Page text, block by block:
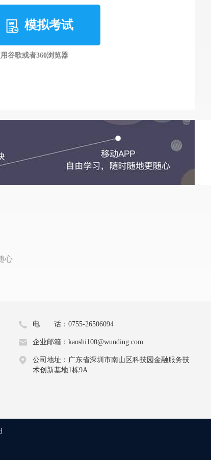
模拟考试
谷歌或者360浏览器
心
电 话：0755-26506094
企业邮箱：kaoshi100@wunding.com
公司地址：广东省深圳市南山区科技园金融服务技
术创新基地1栋9A